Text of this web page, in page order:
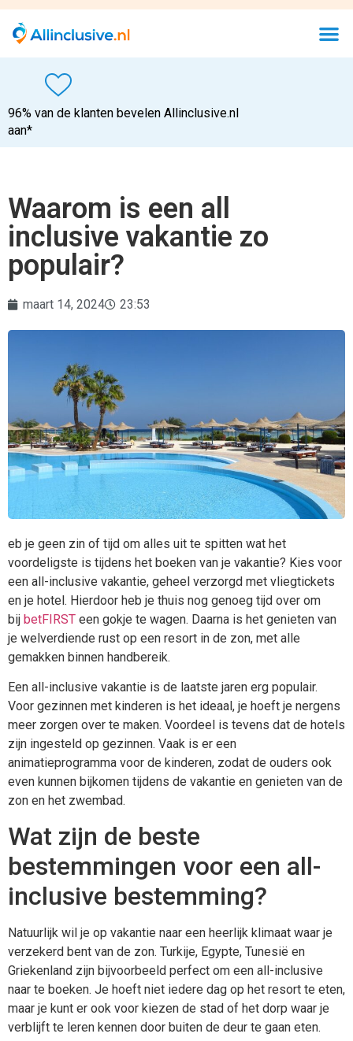
96% van de klanten bevelen Allinclusive.nl
aan*
Waarom is een all
inclusive vakantie zo
populair?
maart 14, 2024 23:53
eb je geen zin of tijd om alles uit te spitten wat het
voordeligste is tijdens het boeken van je vakantie? Kies voor
een all-inclusive vakantie, geheel verzorgd met vliegtickets
en je hotel. Hierdoor heb je thuis nog genoeg tijd over om
bij betFIRST een gokje te wagen. Daarna is het genieten van
je welverdiende rust op een resort in de zon, met alle
gemakken binnen handbereik.
Een all-inclusive vakantie is de laatste jaren erg populair.
Voor gezinnen met kinderen is het ideaal, je hoeft je nergens
meer zorgen over te maken. Voordeel is tevens dat de hotels
zijn ingesteld op gezinnen. Vaak is er een
animatieprogramma voor de kinderen, zodat de ouders ook
even kunnen bijkomen tijdens de vakantie en genieten van de
zon en het zwembad.
Wat zijn de beste
bestemmingen voor een all-
inclusive bestemming?
Natuurlijk wil je op vakantie naar een heerlijk klimaat waar je
verzekerd bent van de zon. Turkije, Egypte, Tunesië en
Griekenland zijn bijvoorbeeld perfect om een all-inclusive
naar te boeken. Je hoeft niet iedere dag op het resort te eten,
maar je kunt er ook voor kiezen de stad of het dorp waar je
verblijft te leren kennen door buiten de deur te gaan eten.